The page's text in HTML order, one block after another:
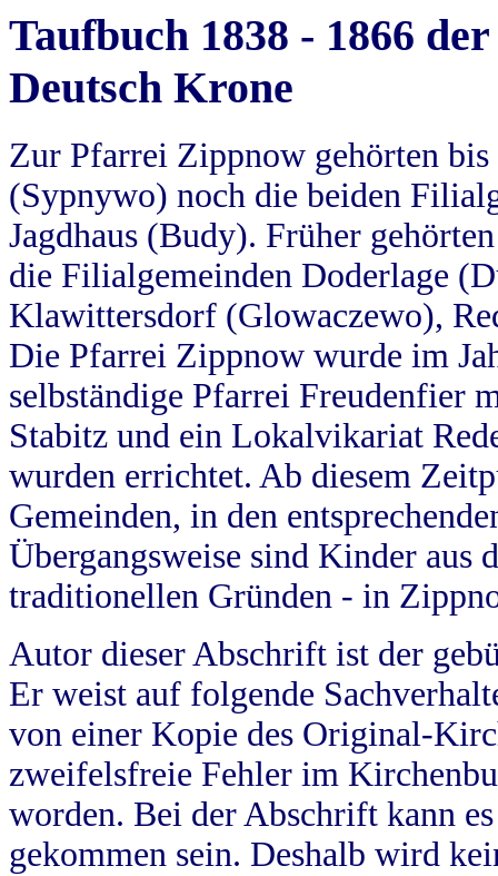
Taufbuch 1838 - 1866
Deutsch Krone
Zur Pfarrei Zippnow gehörten
(Sypnywo) noch die beiden
Jagdhaus (Budy). Früher
die Filialgemeinden Doderlage
Klawittersdorf (Glowaczewo),
Die Pfarrei Zippnow wurde im
selbständige Pfarrei Freudenfier
Stabitz und ein Lokalvikariat
wurden errichtet. Ab diesem
Gemeinden, in den
Übergangsweise sind Kinder aus
traditionellen Gründen - in
Autor dieser Abschrift ist der
Er weist auf folgende
von einer Kopie des Original-
zweifelsfreie Fehler im
worden. Bei der Abschrift kann
gekommen sein. Deshalb wird